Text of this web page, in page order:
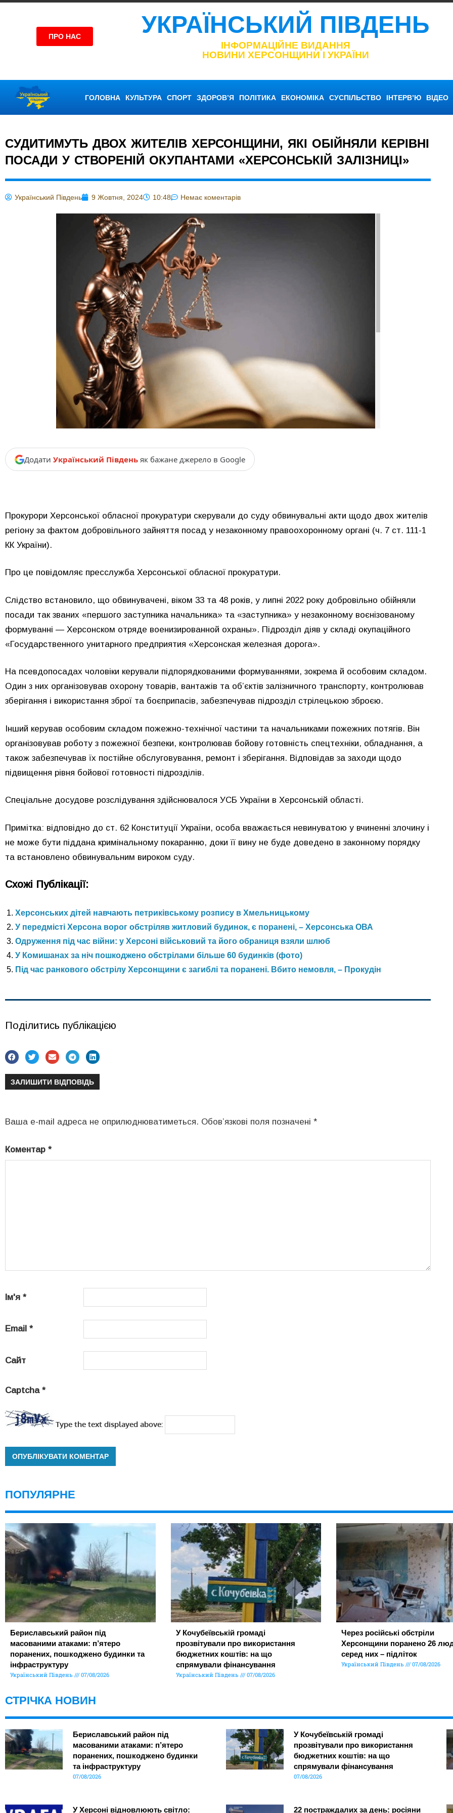
ПРО НАС УКРАЇНСЬКИЙ ПІВДЕНЬ
ІНФОРМАЦІЙНЕ ВИДАННЯ
НОВИНИ ХЕРСОНЩИНИ І УКРАЇНИ
ГОЛОВНА КУЛЬТУРА СПОРТ ЗДОРОВ’Я ПОЛІТИКА ЕКОНОМІКА СУСПІЛЬСТВО ІНТЕРВ’Ю ВІДЕО
СУДИТИМУТЬ ДВОХ ЖИТЕЛІВ ХЕРСОНЩИНИ, ЯКІ ОБІЙНЯЛИ КЕРІВНІ
ПОСАДИ У СТВОРЕНІЙ ОКУПАНТАМИ «ХЕРСОНСЬКІЙ ЗАЛІЗНИЦІ»
Український Південь 9 Жовтня, 2024 10:48 Немає коментарів
Додати Український Південь як бажане джерело в Google
Прокурори Херсонської обласної прокуратури скерували до суду обвинувальні акти щодо двох жителів
регіону за фактом добровільного зайняття посад у незаконному правоохоронному органі (ч. 7 ст. 111-1
КК України).
Про це повідомляє пресслужба Херсонської обласної прокуратури.
Слідство встановило, що обвинувачені, віком 33 та 48 років, у липні 2022 року добровільно обійняли
посади так званих «першого заступника начальника» та «заступника» у незаконному воєнізованому
формуванні — Херсонском отряде военизированной охраны». Підрозділ діяв у складі окупаційного
«Государственного унитарного предприятия «Херсонская железная дорога».
На псевдопосадах чоловіки керували підпорядкованими формуваннями, зокрема й особовим складом.
Один з них організовував охорону товарів, вантажів та об’єктів залізничного транспорту, контролював
зберігання і використання зброї та боєприпасів, забезпечував підрозділ стрілецькою зброєю.
Інший керував особовим складом пожежно-технічної частини та начальниками пожежних потягів. Він
організовував роботу з пожежної безпеки, контролював бойову готовність спецтехніки, обладнання, а
також забезпечував їх постійне обслуговування, ремонт і зберігання. Відповідав за заходи щодо
підвищення рівня бойової готовності підрозділів.
Спеціальне досудове розслідування здійснювалося УСБ України в Херсонській області.
Примітка: відповідно до ст. 62 Конституції України, особа вважається невинуватою у вчиненні злочину і
не може бути піддана кримінальному покаранню, доки її вину не буде доведено в законному порядку
та встановлено обвинувальним вироком суду.
Схожі Публікації:
Херсонських дітей навчають петриківському розпису в Хмельницькому
У передмісті Херсона ворог обстріляв житловий будинок, є поранені, – Херсонська ОВА
Одруження під час війни: у Херсоні військовий та його обраниця взяли шлюб
У Комишанах за ніч пошкоджено обстрілами більше 60 будинків (фото)
Під час ранкового обстрілу Херсонщини є загиблі та поранені. Вбито немовля, – Прокудін
Поділитись публікацією
ЗАЛИШИТИ ВІДПОВІДЬ
Ваша e-mail адреса не оприлюднюватиметься. Обов’язкові поля позначені *
Коментар *
Ім'я *
Email *
Сайт
Captcha *
Type the text displayed above:
ПОПУЛЯРНЕ
Бериславський район під
масованими атаками: п’ятеро
поранених, пошкоджено будинки та
інфраструктуру
Український Південь 07/08/2026
У Кочубеївській громаді
прозвітували про використання
бюджетних коштів: на що
спрямували фінансування
Український Південь 07/08/2026
Через російські обстріли
Херсонщини поранено 26
серед них – підліток
Український Південь 07/08/2026
СТРІЧКА НОВИН
Бериславський район під
масованими атаками: п’ятеро
поранених, пошкоджено будинки
та інфраструктуру
07/08/2026
У Кочубеївській громаді
прозвітували про використання
бюджетних коштів: на що
спрямували фінансування
07/08/2026
У Херсоні відновлюють світло: 22 постраждалих за день: росіяни